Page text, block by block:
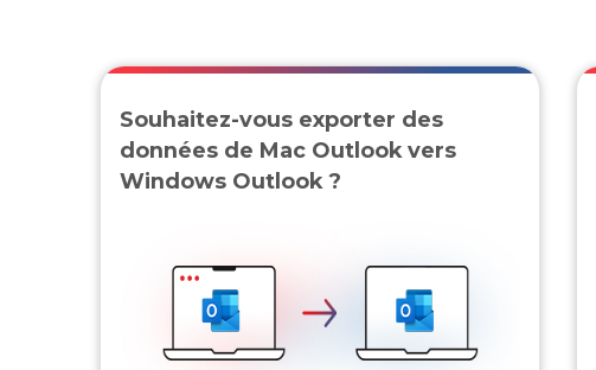
Souhaitez-vous exporter des
données de Mac Outlook vers
Windows Outlook ?